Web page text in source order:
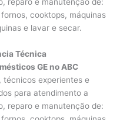
cooktops, máquinas
e lavar e secar.
Técnica
GE no ABC
, técnicos experientes e
para atendimento a
reparo e manutenção de: